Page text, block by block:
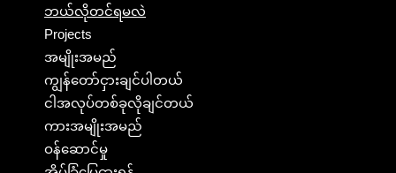
ဘယ်လိုတင်ရမလဲ
Projects
အမျိုးအမည်
ကျွန်တော်ငှားချင်ပါတယ်
ငါအလုပ်တစ်ခုလိုချင်တယ်
ကားအမျိုးအမည်
ဝန်ဆောင်မှု